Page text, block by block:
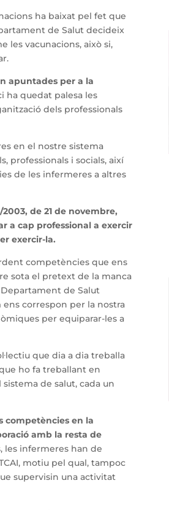
ha baixat pel fet que
de Salut decideix
les vacunacions, això si,
apuntades per a la
ha quedat palesa les
dels professionals
en el nostre sistema
professionals i socials, així
de les infermeres a altres
de 21 de novembre,
a cap professional a exercir
exercir-la.
competències que ens
sota el pretext de la manca
de Salut
correspon per la nostra
per equiparar-les a
que dia a dia treballa
ho fa treballant en
de salut, cada un
competències en la
amb la resta de
les infermeres han de
motiu pel qual, tampoc
supervisin una activitat